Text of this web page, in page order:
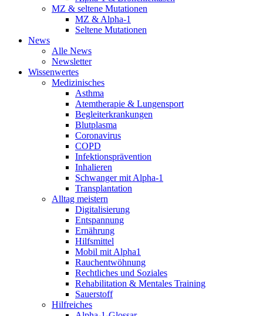
MZ & seltene Mutationen
MZ & Alpha-1
Seltene Mutationen
News
Alle News
Newsletter
Wissenwertes
Medizinisches
Asthma
Atemtherapie & Lungensport
Begleiterkrankungen
Blutplasma
Coronavirus
COPD
Infektionsprävention
Inhalieren
Schwanger mit Alpha-1
Transplantation
Alltag meistern
Digitalisierung
Entspannung
Ernährung
Hilfsmittel
Mobil mit Alpha1
Rauchentwöhnung
Rechtliches und Soziales
Rehabilitation & Mentales Training
Sauerstoff
Hilfreiches